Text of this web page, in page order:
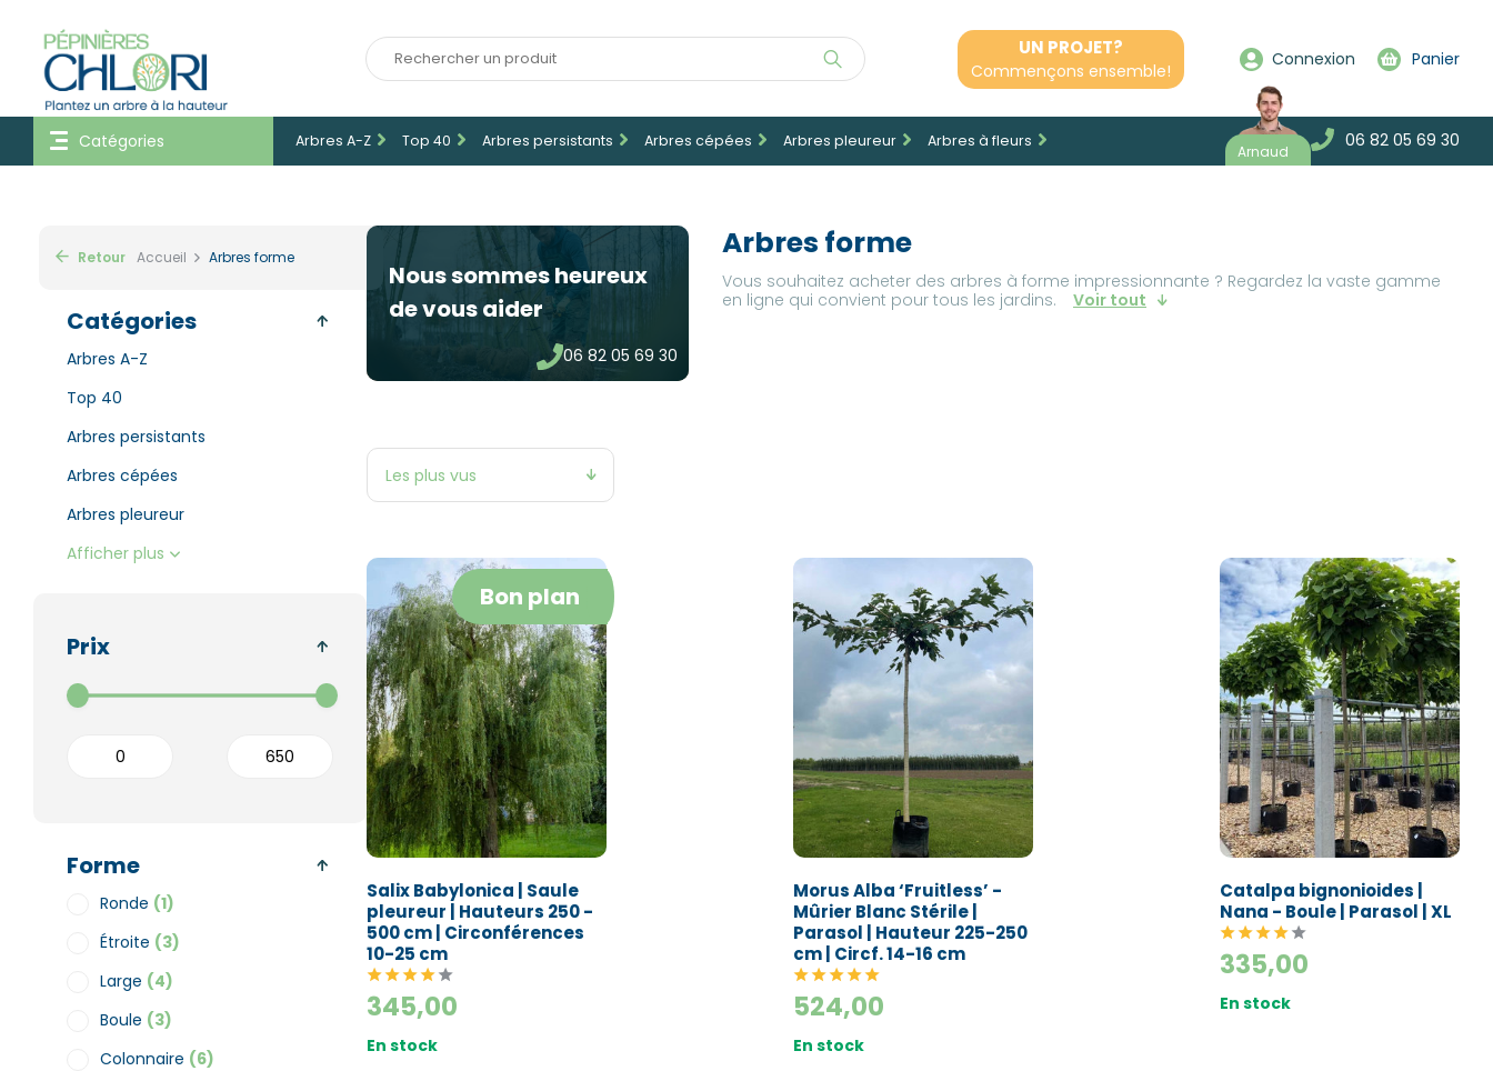
UN PROJET?
Commençons ensemble!
Connexion Panier
Catégories Arbres A-Z Top 40 Arbres persistants Arbres cépées Arbres pleureur Arbres à fleurs
Arnaud
06 82 05 69 30
Retour Accueil Arbres forme
Catégories
Arbres A-Z
Top 40
Arbres persistants
Arbres cépées
Arbres pleureur
Afficher plus
Prix
Forme
Ronde (1)
Étroite (3)
Large (4)
Boule (3)
Colonnaire (6)
Nous sommes heureux
de vous aider
06 82 05 69 30
Arbres forme
Vous souhaitez acheter des arbres à forme impressionnante ? Regardez la vaste gamme
en ligne qui convient pour tous les jardins.
Voir tout
Bon plan
Salix Babylonica | Saule
pleureur | Hauteurs 250 -
500 cm | Circonférences
10-25 cm
345,00
En stock
Morus Alba ‘Fruitless’ -
Mûrier Blanc Stérile |
Parasol | Hauteur 225-250
cm | Circf. 14-16 cm
524,00
En stock
Catalpa bignonioides |
Nana - Boule | Parasol | XL
335,00
En stock